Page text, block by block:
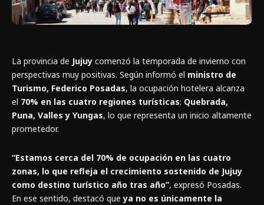
La provincia de Jujuy comenzó la temporada de invierno con
perspectivas muy positivas. Según informó el ministro de
Turismo, Federico Posadas, la ocupación hotelera alcanza
el 70% en las cuatro regiones turísticas: Quebrada,
Puna, Valles y Yungas, lo que representa un inicio altamente
prometedor.
“Estamos cerca del 70% de ocupación en las cuatro
zonas, lo que refleja el crecimiento sostenido de Jujuy
como destino turístico año tras año”, expresó Posadas.
En ese sentido, destacó queya no es únicamente la